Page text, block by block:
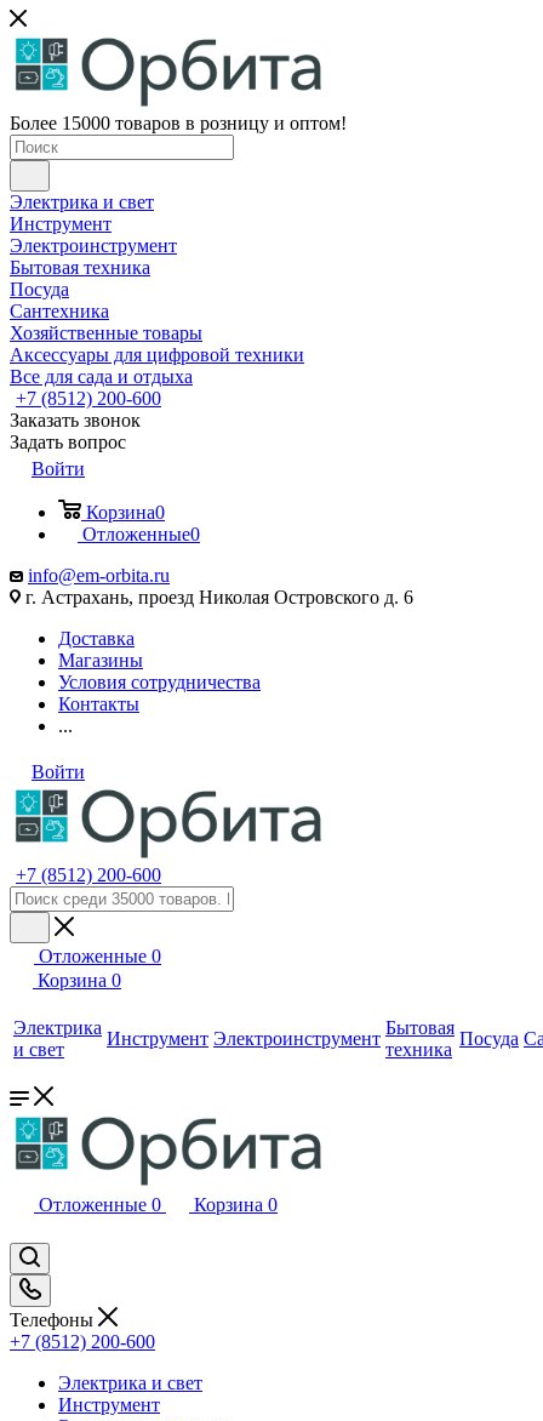
Более 15000 товаров в розницу и оптом!
Электрика и свет
Инструмент
Электроинструмент
Бытовая техника
Посуда
Сантехника
Хозяйственные товары
Аксессуары для цифровой техники
Все для сада и отдыха
+7 (8512) 200-600
Заказать звонок
Задать вопрос
Войти
Корзина0
Отложенные0
info@em-orbita.ru
г. Астрахань, проезд Николая Островского д. 6
Доставка
Магазины
Условия сотрудничества
Контакты
...
Войти
+7 (8512) 200-600
Отложенные 0
Корзина 0
Электрика
и свет
Инструмент Электроинструмент
Бытовая
техника
Посуда
Отложенные 0 Корзина 0
Телефоны
+7 (8512) 200-600
Электрика и свет
Инструмент